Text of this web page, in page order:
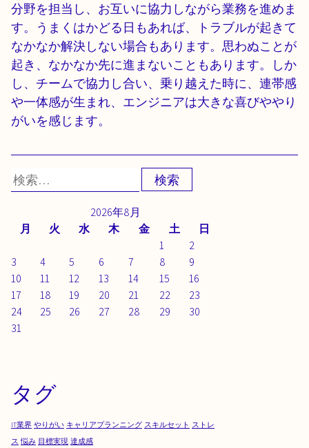
分野を担当し、お互いに協力しながら業務を進めま
す。うまくはかどる日もあれば、トラブルが起きて
なかなか解決しない場合もあります。思わぬことが
起き、なかなか先に進まないこともあります。しか
し、チームで協力し合い、乗り越えた時に、連帯感
や一体感が生まれ、エンジニアは大きな喜びややり
がいを感じます。
検
索:
2026年8月
月
火 水 木 金 土
日
1
2
3
4 5 6 7 8
9
10
11 12 13 14 15
16
17
18 19 20 21 22
23
24
25 26 27 28 29
30
31
タグ
IT業界 やりがい キャリアプランニング スキルセット ストレ
ス 悩み 目標実現 達成感